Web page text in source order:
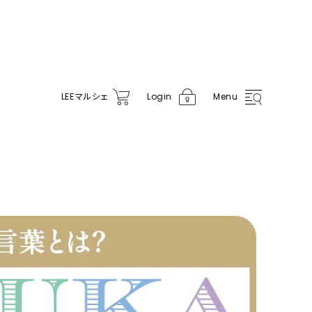
LEEマルシェ Login Menu